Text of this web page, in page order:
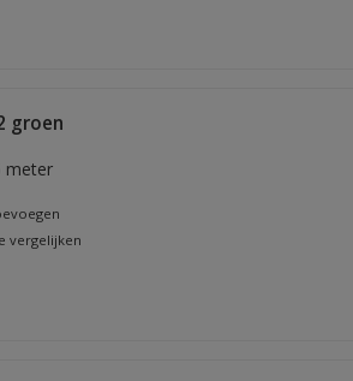
groen
meter
vergelijken